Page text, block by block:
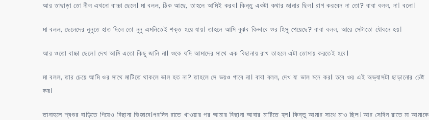
আর তাছাড়া তো নীল এখনো বাচ্চা ছেলে। মা বলল, ঠিক আছে, তাহলে আমিই করব। কিন্তু একটা কথার জানার ছিল। রাগ করবেন না তো? বাবা বলল, না। বলো।
মা বলল, ছেলেদের নুনুতে হাত দিলে তো নুনু এমনিতেই শক্ত হয়ে যায়। তাহলে আমি বুঝব কিভাবে ওর হিসু পেয়েছে? বাবা বলল, আরে সেটাতো যৌবনে হয়।
আর ওতো বাচ্চা ছেলে। দেখ আমি এতো কিছু জানি না। ওকে যদি আমাদের সাথে এক বিছানায় রাখ তাহলে এটা তোমায় করতেই হবে।
মা বলল, তার চেয়ে আমি ওর সাথে মাটিতে থাকলে ভাল হত না? তাহলে সে ভয়ও পাবে না। বাবা বলল, দেখ যা ভাল মনে কর। তবে ওর এই অভ্যাসটা ছাড়ানোর চেষ্টা
কর।
তানাহলে শ্বশুর বাড়িতে গিয়েও বিছানা ভিজাবে।পরদিন রাতে খাওয়ার পর আমার বিছানা আবার মাটিতে হল। কিন্তু আমার সাথে মাও ছিল। আর সেদিন রাতে মা আমাকে